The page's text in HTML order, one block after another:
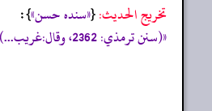
تخریج الحدیث:{«‏‏‏‏سنده حسن»‏‏‏‏ }:
«(سنن ترمذي: 2362، وقال:غريب...)، شرح السنة للبغوي (253/13 ح 3690)، صحيح ابن حبان (2139)»